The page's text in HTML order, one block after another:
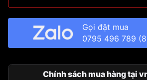
Gọi đặt mua
0795 496 789
Chính sách mua hàng tại